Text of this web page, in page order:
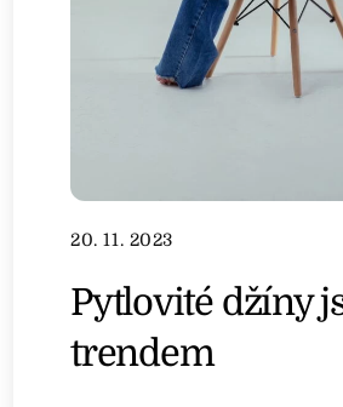
20. 11. 2023
Pytlovité džíny
trendem